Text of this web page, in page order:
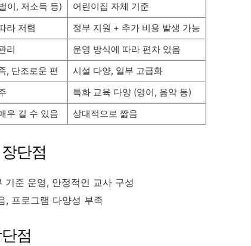
이, 저소득 등)
어린이집 자체 기준
라 저렴
정부 지원 + 추가 비용 발생 가능
리
운영 방식에 따라 편차 있음
, 단조로운 편
시설 다양, 일부 고급화
특화 교육 다양 (영어, 음악 등)
우 길 수 있음 상대적으로 짧음
단점
기준 운영, 안정적인 교사 구성
, 프로그램 다양성 부족
점